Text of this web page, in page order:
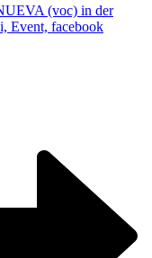
(voc) in der
Event, facebook